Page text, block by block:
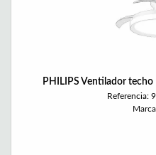
PHILIPS Ventilador
Referencia: